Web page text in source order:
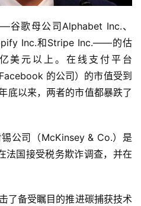
歌母公司Alphabet Inc.、
Inc.和Stripe Inc.——的估
美元以上。在线支付平台
的公司）的市值受到
底以来，两者的市值都暴跌了
公司（McKinsey & Co.）是
法国接受税务欺诈调查，并在
了备受瞩目的推进碳捕获技术